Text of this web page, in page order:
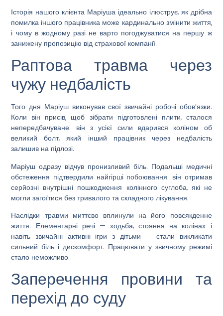
Історія нашого клієнта Маріуша ідеально ілюструє, як дрібна
помилка іншого працівника може кардинально змінити життя,
і чому в жодному разі не варто погоджуватися на першу ж
занижену пропозицію від страхової компанії.
Раптова травма через
чужу недбалість
Того дня Маріуш виконував свої звичайні робочі обов’язки.
Коли він присів, щоб зібрати підготовлені плити, сталося
непередбачуване: він з усієї сили вдарився коліном об
великий болт, який інший працівник через недбалість
залишив на підлозі.
Маріуш одразу відчув пронизливий біль. Подальші медичні
обстеження підтвердили найгірші побоювання: він отримав
серйозні внутрішні пошкодження колінного суглоба, які не
могли загоїтися без тривалого та складного лікування.
Наслідки травми миттєво вплинули на його повсякденне
життя. Елементарні речі — ходьба, стояння на колінах і
навіть звичайні активні ігри з дітьми — стали викликати
сильний біль і дискомфорт. Працювати у звичному режимі
стало неможливо.
Заперечення провини та
перехід до суду